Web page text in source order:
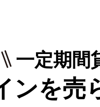
ンを売
一定期間